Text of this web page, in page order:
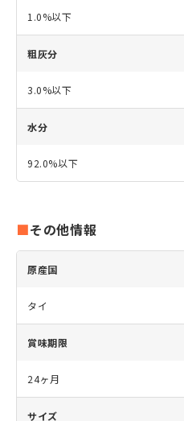
1.0%以下
粗灰分
3.0%以下
水分
92.0%以下
その他情報
原産国
タイ
賞味期限
24ヶ月
サイズ